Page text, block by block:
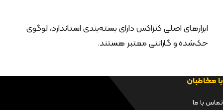
ابزارهای اصلی کنزاکس دارای بسته‌بندی استاندارد، لوگوی
حک‌شده و گارانتی معتبر هستند.
با مخاطبان
تماس با ما